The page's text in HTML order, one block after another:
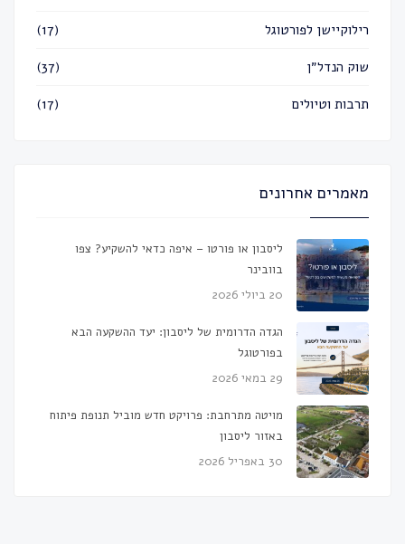
רילוקיישן לפורטוגל (17)
שוק הנדל״ן (37)
תרבות וטיולים (17)
מאמרים אחרונים
ליסבון או פורטו – איפה כדאי להשקיע? צפו
בוובינר
20 ביולי 2026
הגדה הדרומית של ליסבון: יעד ההשקעה הבא
בפורטוגל
29 במאי 2026
מויטה מתרחבת: פרויקט חדש מוביל תנופת פיתוח
באזור ליסבון
30 באפריל 2026